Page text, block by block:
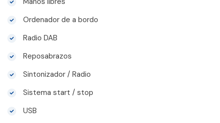
Ordenador de a bordo
Radio DAB
Reposabrazos
Sintonizador / Radio
Sistema start / stop
USB